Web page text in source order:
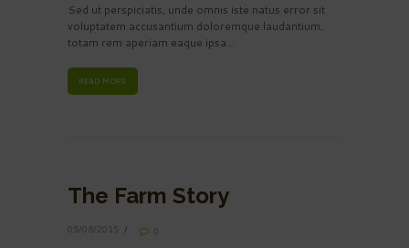
Sed ut perspiciatis, unde omnis iste natus error sit
voluptatem accusantium doloremque laudantium,
totam rem aperiam eaque ipsa…
READ MORE
The Farm Story
05/08/2015 0